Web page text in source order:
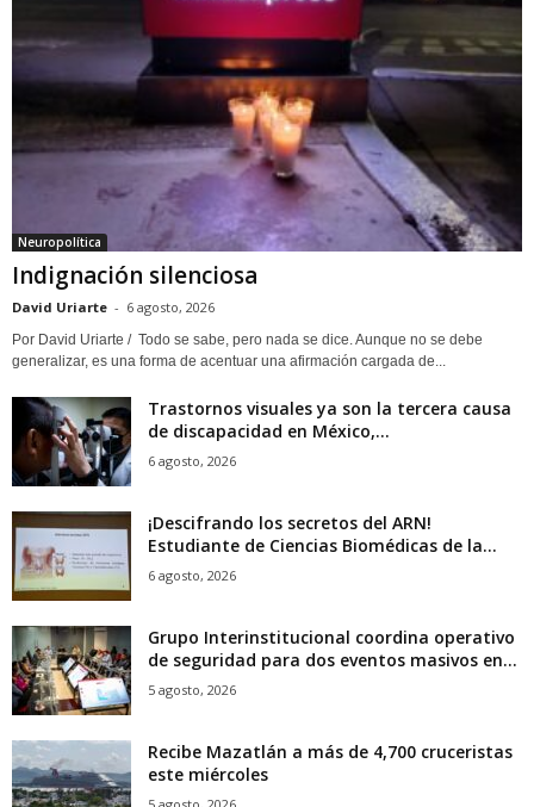
Neuropolítica
Indignación silenciosa
David Uriarte - 6 agosto, 2026
Por David Uriarte / Todo se sabe, pero nada se dice. Aunque no se debe
generalizar, es una forma de acentuar una afirmación cargada de...
Trastornos visuales ya son la tercera causa
de discapacidad en México,...
6 agosto, 2026
¡Descifrando los secretos del ARN!
Estudiante de Ciencias Biomédicas de la...
6 agosto, 2026
Grupo Interinstitucional coordina operativo
de seguridad para dos eventos masivos en...
5 agosto, 2026
Recibe Mazatlán a más de 4,700 cruceristas
este miércoles